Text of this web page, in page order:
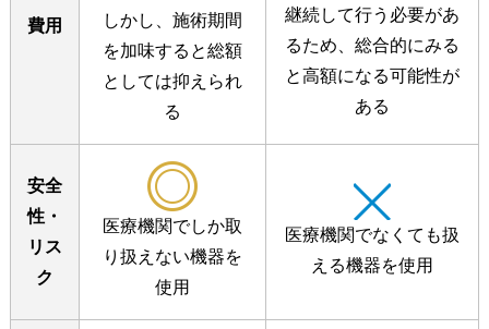
費用
しかし、施術期間
を加味すると総額
としては抑えられ
る
継続して行う必要があ
るため、 総合的にみる
と高額になる可能性が
ある
安全
性・
リス
ク
医療機関でしか取
り扱えない機器を
使用
医療機関でなくても扱
える機器を使用